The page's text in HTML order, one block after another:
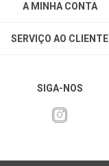
A MINHA CONTA
SERVIÇO AO CLIENTE
SIGA-NOS